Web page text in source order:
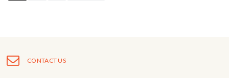
CONTACT US